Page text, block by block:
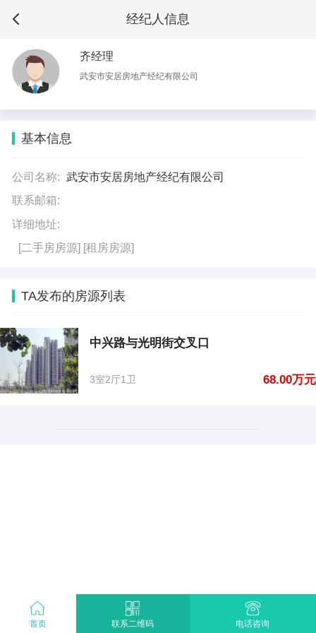
经纪人信息
首页 联系二维码 电话咨询
齐经理
武安市安居房地产经纪有限公司
基本信息
公司名称: 武安市安居房地产经纪有限公司
联系邮箱:
详细地址:
[二手房房源] [租房房源]
TA发布的房源列表
中兴路与光明街交叉口
3室2厅1卫 68.00万元